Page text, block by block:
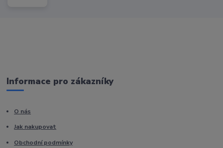
Informace pro zákazníky
O nás
Jak nakupovat
Obchodní podmínky